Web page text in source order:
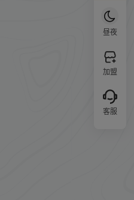
昼夜
加盟
客服